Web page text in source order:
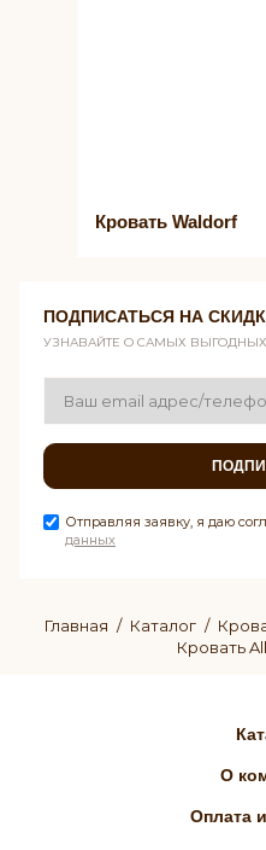
Кровать Waldorf
ПОДПИСАТЬСЯ НА
УЗНАВАЙТЕ О САМЫХ
Отправляя заявку, я даю
данных
Главная Каталог
Кровать
О
Оплата